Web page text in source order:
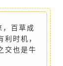
，百草成
时机，
交也是牛